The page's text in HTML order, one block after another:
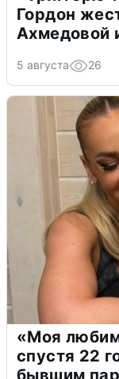
Гордон
Ахмедовой
5 августа 26
«Моя
спустя 22
бывшим